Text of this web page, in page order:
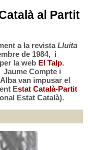
al Partit
a la revistaLluita
de 1984, i
la web El Talp.
Compte i
van impusar el
Estat Català-Partit
Estat Català).